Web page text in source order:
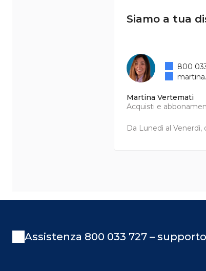
Siamo a tua
Martina Vertemati
Acquisti e
Da Lunedì al Venerdì,
800
Assistenza 800 033 727 –